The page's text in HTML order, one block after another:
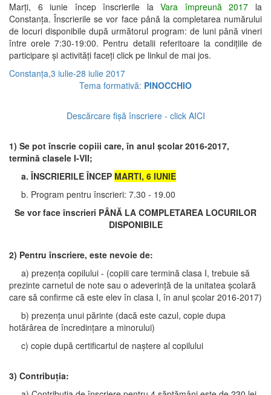
Marți, 6 iunie încep înscrierile laVara împreună 2017 la
Constanța. Înscrierile se vor face până la completarea numărului
de locuri disponibile după următorul program: de luni până vineri
între orele 7:30-19:00. Pentru detalii referitoare la condițiile de
participare și activități faceți click pe linkul de mai jos.
Constanța,3 iulie-28 iulie 2017
Tema formativă: PINOCCHIO
Descărcare fișă înscriere - click AICI
1) Se pot înscrie copiii care, în anul școlar 2016-2017,
termină clasele I-VII;
a. ÎNSCRIERILE ÎNCEP MARTI, 6 IUNIE
b. Program pentru înscrieri: 7.30 - 19.00
Se vor face înscrieri PÂNĂ LA COMPLETAREA LOCURILOR
DISPONIBILE
2) Pentru înscriere, este nevoie de:
a) prezența copilului - (copiii care termină clasa I, trebuie să
prezinte carnetul de note sau o adeverință de la unitatea școlară
care să confirme că este elev în clasa I, în anul școlar 2016-2017)
b) prezența unui părinte (dacă este cazul, copie dupa
hotărârea de încredințare a minorului)
c) copie după certificartul de naștere al copilului
3) Contribuția: